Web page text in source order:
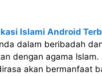
Islami Android
dalam beribadah
dengan agama Islam.
akan bermanfaat